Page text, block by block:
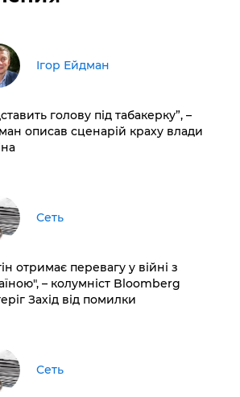
Ігор Ейдман
голову під табакерку”, –
описав сценарій краху влади
Сеть
отримає перевагу у війні з
– колумніст Bloomberg
Захід від помилки
Сеть